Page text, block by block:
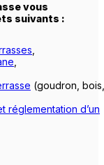
vous
suivants :
(goudron, bois,
réglementation d’un